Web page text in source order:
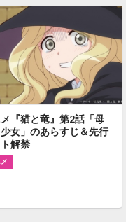
『猫と竜』第2話「母
女」のあらすじ＆先行
解禁